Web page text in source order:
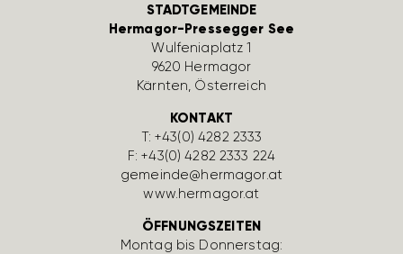
STADTGEMEINDE
Hermagor-Pressegger See
Wulfe­nia­platz 1
9620 Hermagor
Kärnten, Öster­reich
KONTAKT
T:+43(0) 4282 2333
F: +43(0) 4282 2333 224
gemeinde@hermagor.at
www.hermagor.at
ÖFFNUNGSZEITEN
Montag bis Donnerstag: